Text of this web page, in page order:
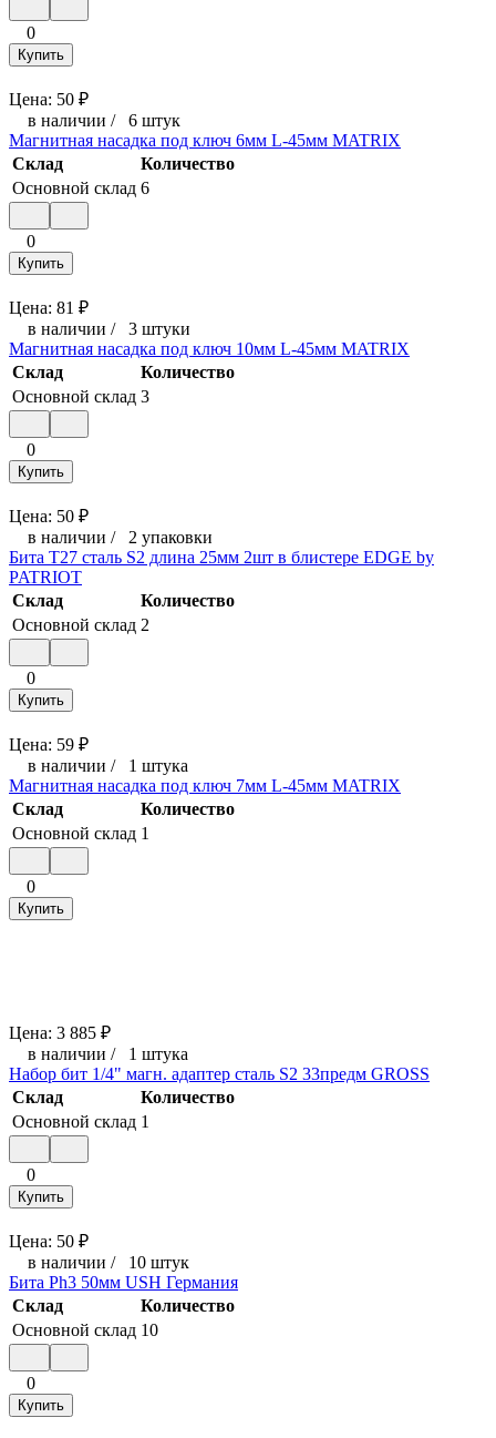
0
Купить
Цена: 50 ₽
в наличии / 6 штук
Магнитная насадка под ключ 6мм L-45мм MATRIX
Склад
Количество
Основной склад 6
0
Купить
Цена: 81 ₽
в наличии / 3 штуки
Магнитная насадка под ключ 10мм L-45мм MATRIX
Склад
Количество
Основной склад 3
0
Купить
Цена: 50 ₽
в наличии / 2 упаковки
Бита T27 сталь S2 длина 25мм 2шт в блистере EDGE by
PATRIOT
Склад
Количество
Основной склад 2
0
Купить
Цена: 59 ₽
в наличии / 1 штука
Магнитная насадка под ключ 7мм L-45мм MATRIX
Склад
Количество
Основной склад 1
0
Купить
Цена: 3 885 ₽
в наличии / 1 штука
Набор бит 1/4" магн. адаптер сталь S2 33предм GROSS
Склад
Количество
Основной склад 1
0
Купить
Цена: 50 ₽
в наличии / 10 штук
Бита Ph3 50мм USH Германия
Склад
Количество
Основной склад 10
0
Купить